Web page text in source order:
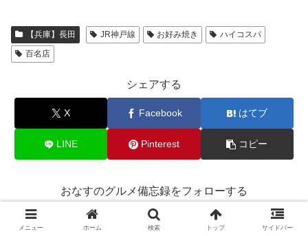
【兵庫】長田 JR神戸線 お好み焼き
ハイコスパ
百名店
シェアする
X Facebook はてブ
LINE Pinterest コピー
おなすのグルメ備忘録をフォローする
メニュー ホーム 検索 トップ サイドバー